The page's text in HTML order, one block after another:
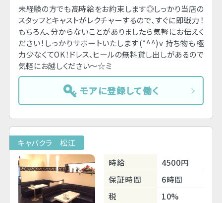
未経験の方でも高時給をお約束します◎しっかり当店の
スタッフとキャストがレクチャーするので、すぐに即戦力！
もちろん、分からないことがありましたら気軽にお伝えく
ださい！しっかりサポートいたします(*^^)v 持ち物も極
力少なくてOK！ドレス、ヒールの無料貸し出しがあるので
気軽にお越しください～☆ミ
モアに登録して働く
キャバクラ 松江
時給
4500円
保証時間
6時間
税
10%